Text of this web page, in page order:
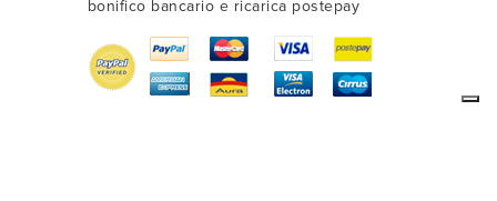
bonifico bancario e ricarica postepay